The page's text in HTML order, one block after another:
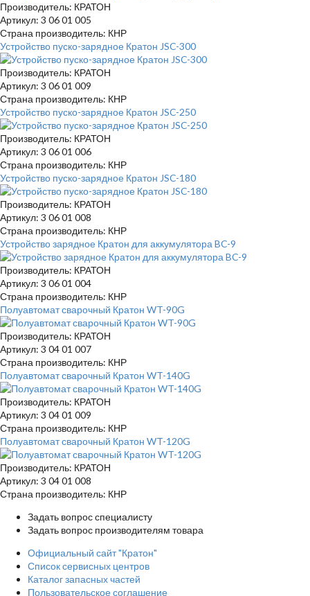
Производитель: КРАТОН
Артикул: 3 06 01 005
Страна производитель: КНР
Устройство пуско-зарядное Кратон JSC-300
Производитель: КРАТОН
Артикул: 3 06 01 009
Страна производитель: КНР
Устройство пуско-зарядное Кратон JSC-250
Производитель: КРАТОН
Артикул: 3 06 01 006
Страна производитель: КНР
Устройство пуско-зарядное Кратон JSC-180
Производитель: КРАТОН
Артикул: 3 06 01 008
Страна производитель: КНР
Устройство зарядное Кратон для аккумулятора BC-9
Производитель: КРАТОН
Артикул: 3 06 01 004
Страна производитель: КНР
Полуавтомат сварочный Кратон WT-90G
Производитель: КРАТОН
Артикул: 3 04 01 007
Страна производитель: КНР
Полуавтомат сварочный Кратон WT-140G
Производитель: КРАТОН
Артикул: 3 04 01 009
Страна производитель: КНР
Полуавтомат сварочный Кратон WT-120G
Производитель: КРАТОН
Артикул: 3 04 01 008
Страна производитель: КНР
Задать вопрос специалисту
Задать вопрос производителям товара
Официальный сайт "Кратон"
Список сервисных центров
Каталог запасных частей
Пользовательское соглашение